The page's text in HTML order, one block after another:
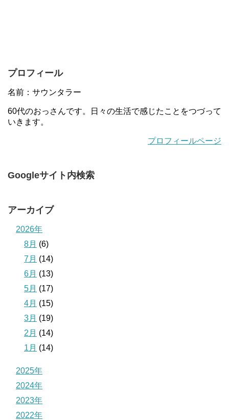
プロフィール
名前：サウンタラー
60代のおっさんです。日々の生活で感じたことをつづって
いきます。
プロフィールページ
Googleサイト内検索
アーカイブ
2026年
8月 (6)
7月 (14)
6月 (13)
5月 (17)
4月 (15)
3月 (19)
2月 (14)
1月 (14)
2025年
2024年
2023年
2022年